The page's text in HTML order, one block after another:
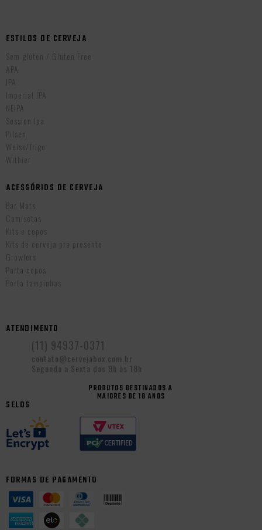
ESTILOS DE CERVEJA
Sem glúten / Gluten Free
APA
IPA
Imperial IPA
NEIPA
Session Ipa
Pilsen
Weiss/Trigo
Witbier
ACESSÓRIOS DE CERVEJA
Bar Mats
Camisetas
Kits e copos
Kits de cerveja pra presente
Growlers
Porta copos
Porta tampinhas
ATENDIMENTO
(11) 94937-0371
contato@cervejabox.com.br
Segunda a Sexta das 9h às 18h
PRODUTOS DESTINADOS A
MAIORES DE 18 ANOS
SELOS
FORMAS DE PAGAMENTO